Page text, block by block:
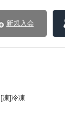
新規入会
凍]冷凍